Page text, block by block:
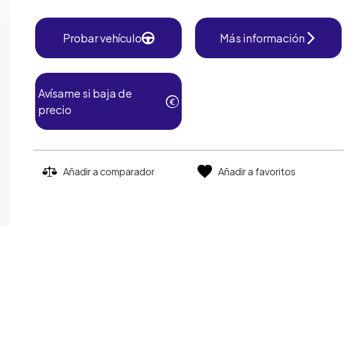
Probar vehículo Más información
Avísame si baja de
precio
Añadir a comparador Añadir a favoritos